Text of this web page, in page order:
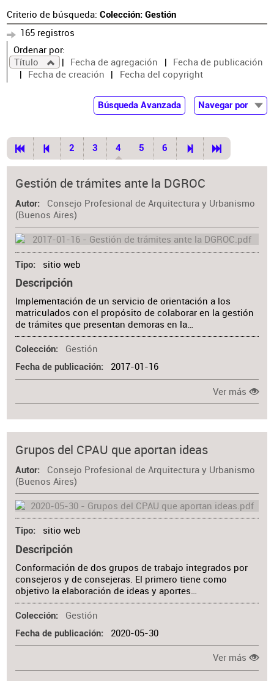
Criterio de búsqueda: Colección: Gestión
165 registros
Ordenar por:
Título
Fecha de agregación
Fecha de publicación
Fecha de creación
Fecha del copyright
Búsqueda Avanzada
Navegar por
Autor
Colaborador
2 3 4 5 6
Gestión de trámites ante la DGROC
Autor
Consejo Profesional de Arquitectura y Urbanismo
(Buenos Aires)
Tipo sitio web
Descripción
Implementación de un servicio de orientación a los
matriculados con el propósito de colaborar en la gestión
de trámites que presentan demoras en la…
Colección Gestión
Fecha de publicación 2017-01-16
Ver más
Grupos del CPAU que aportan ideas
Autor
Consejo Profesional de Arquitectura y Urbanismo
(Buenos Aires)
Tipo sitio web
Descripción
Conformación de dos grupos de trabajo integrados por
consejeros y de consejeras. El primero tiene como
objetivo la elaboración de ideas y aportes…
Colección Gestión
Fecha de publicación 2020-05-30
Ver más